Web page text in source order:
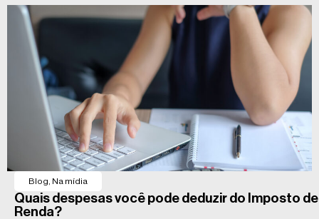
Blog Na mídia
Quais despesas você pode deduzir do Imposto de
Renda?